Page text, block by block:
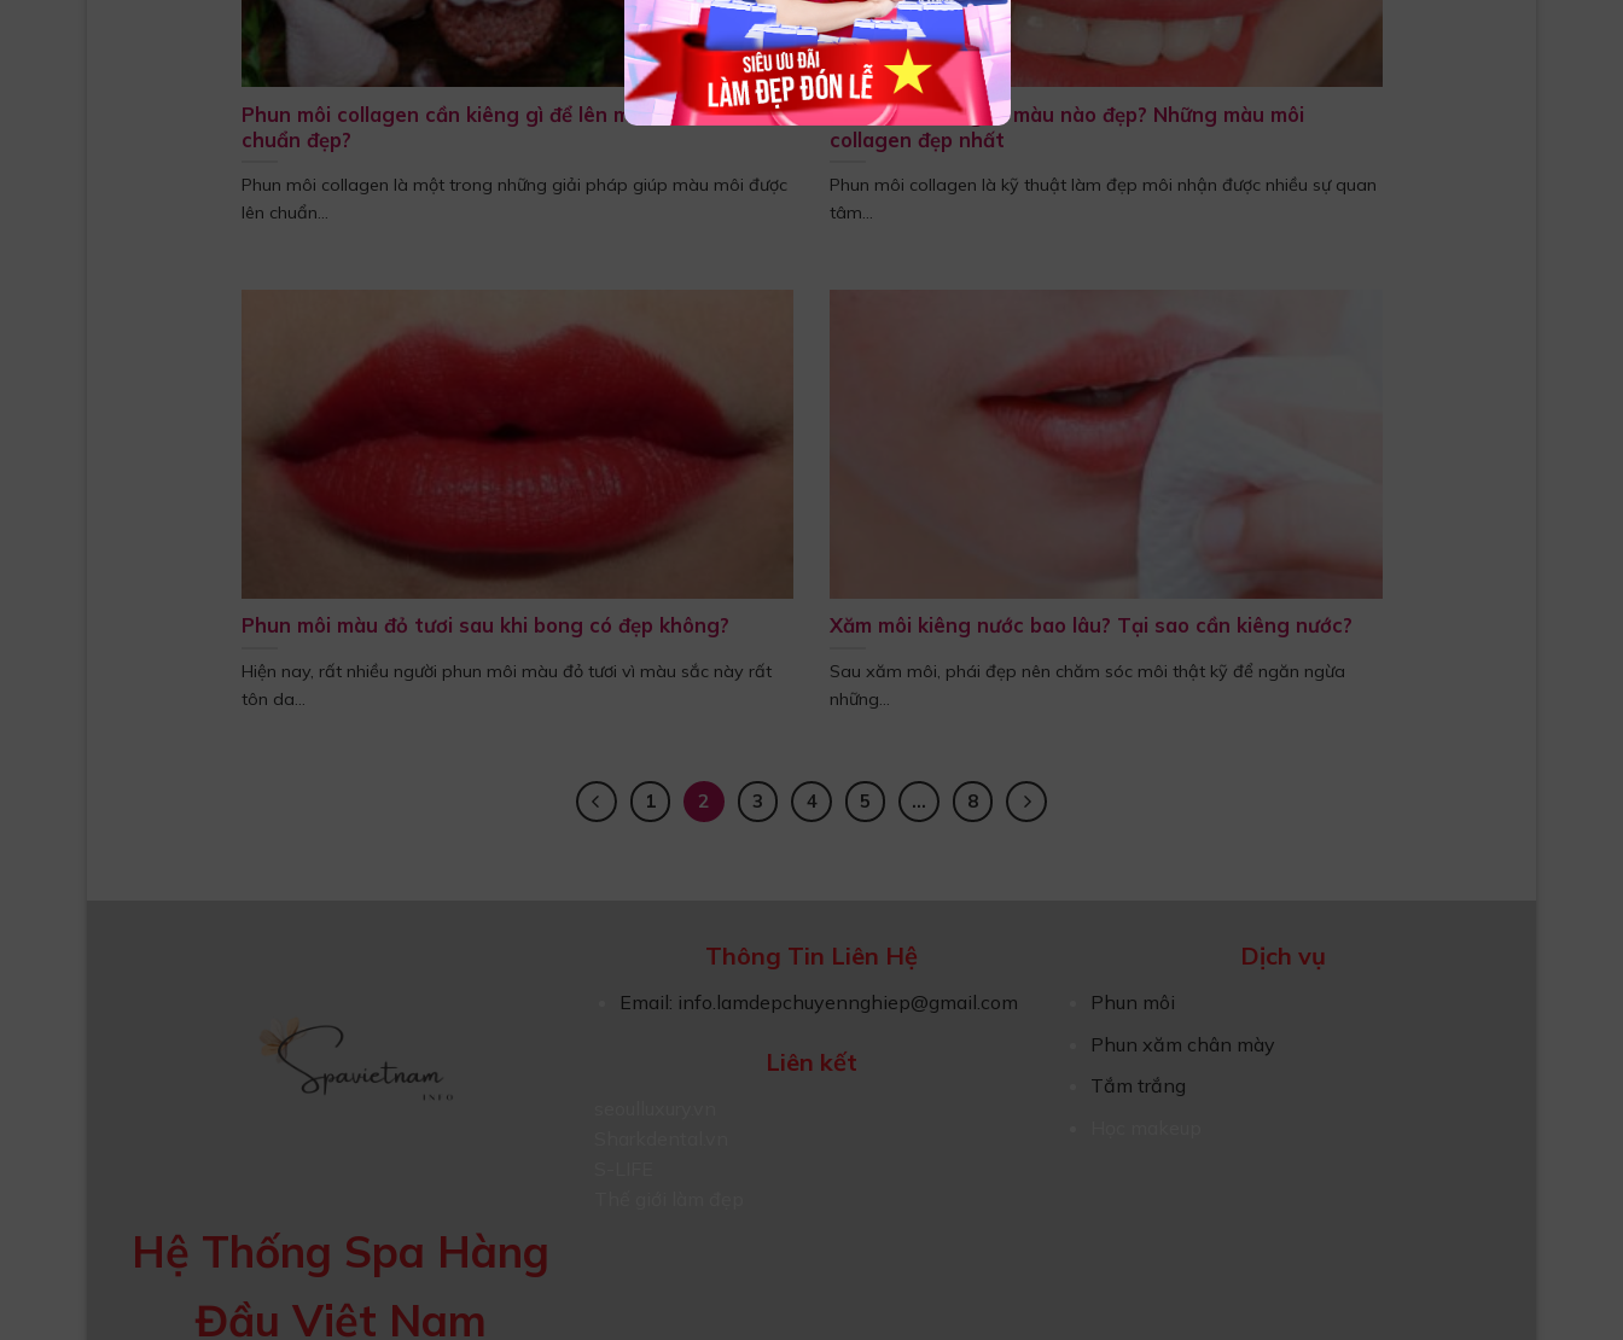
Phun môi collagen cần kiêng gì để lên màu môi lên
chuẩn đẹp?
Phun môi collagen là một trong những giải pháp giúp màu môi được
lên chuẩn...
Phun môi collagen màu nào đẹp? Những màu môi
collagen đẹp nhất
Phun môi collagen là kỹ thuật làm đẹp môi nhận được nhiều sự quan
tâm...
Phun môi màu đỏ tươi sau khi bong có đẹp không?
Hiện nay, rất nhiều người phun môi màu đỏ tươi vì màu sắc này rất
tôn da...
Xăm môi kiêng nước bao lâu? Tại sao cần kiêng nước?
Sau xăm môi, phái đẹp nên chăm sóc môi thật kỹ để ngăn ngừa
những...
1 2 3 4 5 … 8
Hệ Thống Spa Hàng
Đầu Việt Nam
Thông Tin Liên Hệ
Email: info.lamdepchuyennghiep@gmail.com
Liên kết
Dịch vụ
Phun môi
Phun xăm chân mày
Tắm trắng